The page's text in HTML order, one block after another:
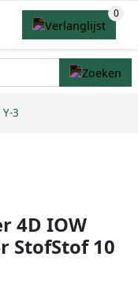
Y-3
4D IOW
StofStof 10